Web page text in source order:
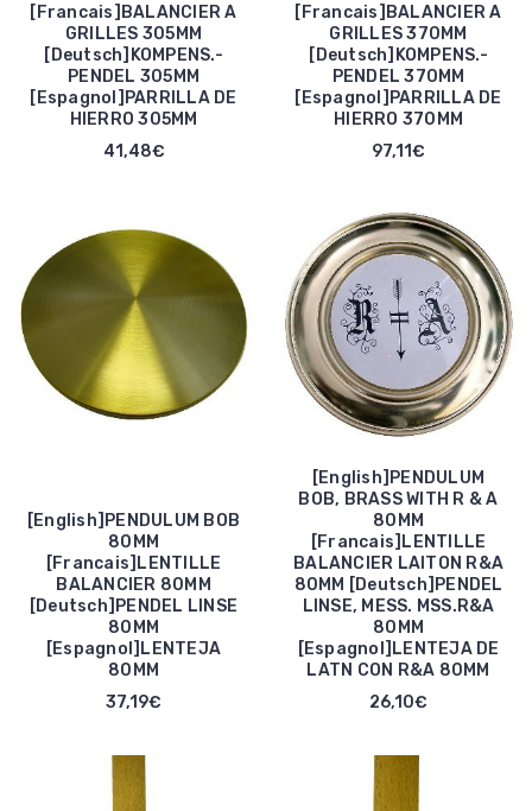
[Francais]BALANCIER A
GRILLES 305MM
[Deutsch]KOMPENS.-
PENDEL 305MM
[Espagnol]PARRILLA DE
HIERRO 305MM
41,48€
[Francais]BALANCIER A
GRILLES 370MM
[Deutsch]KOMPENS.-
PENDEL 370MM
[Espagnol]PARRILLA DE
HIERRO 370MM
97,11€
[English]PENDULUM BOB
80MM
[Francais]LENTILLE
BALANCIER 80MM
[Deutsch]PENDEL LINSE
80MM
[Espagnol]LENTEJA
80MM
37,19€
[English]PENDULUM
BOB, BRASS WITH R & A
80MM
[Francais]LENTILLE
BALANCIER LAITON R&A
80MM [Deutsch]PENDEL
LINSE, MESS. MSS.R&A
80MM
[Espagnol]LENTEJA DE
LATN CON R&A 80MM
26,10€